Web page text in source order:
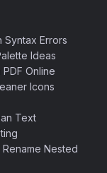
Syntax Errors
Ideas
Online
Icons
Text
Nested